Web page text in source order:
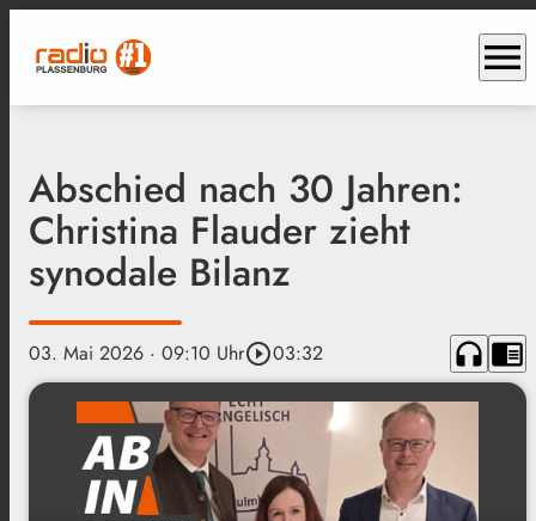
menu
Abschied nach 30 Jahren:
Christina Flauder zieht
synodale Bilanz
03. Mai 2026 · 09:10 Uhrplay_circle_outline03:32 headphones chrome_reader_mode